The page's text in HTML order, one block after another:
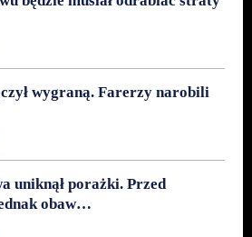
wygraną. Farerzy narobili
uniknął porażki. Przed
obaw…